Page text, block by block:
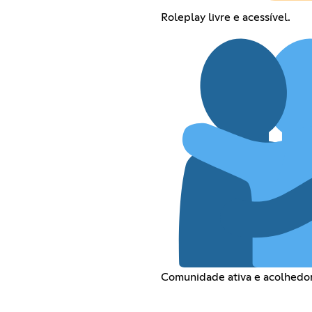
Roleplay livre e acessível.
Comunidade ativa e